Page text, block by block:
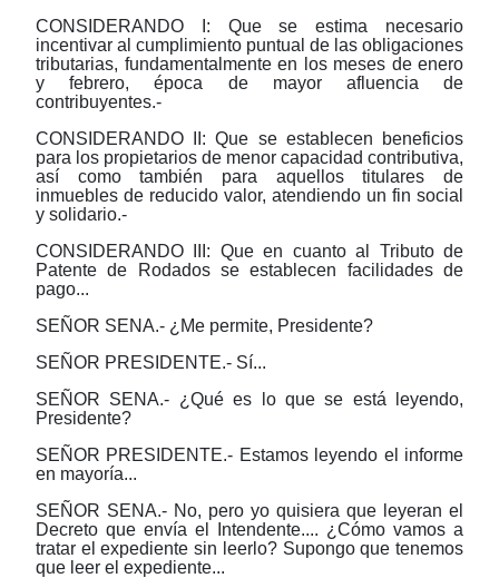
CONSIDERANDO I: Que se estima necesario
incentivar al cumplimiento puntual de las obligaciones
tributarias, fundamentalmente en los meses de enero
y febrero, época de mayor afluencia de
contribuyentes.-
CONSIDERANDO II: Que se establecen beneficios
para los propietarios de menor capacidad contributiva,
así como también para aquellos titulares de
inmuebles de reducido valor, atendiendo un fin social
y solidario.-
CONSIDERANDO III: Que en cuanto al Tributo de
Patente de Rodados se establecen facilidades de
pago...
SEÑOR SENA.- ¿Me permite, Presidente?
SEÑOR PRESIDENTE.- Sí...
SEÑOR SENA.- ¿Qué es lo que se está leyendo,
Presidente?
SEÑOR PRESIDENTE.- Estamos leyendo el informe
en mayoría...
SEÑOR SENA.- No, pero yo quisiera que leyeran el
Decreto que envía el Intendente.... ¿Cómo vamos a
tratar el expediente sin leerlo? Supongo que tenemos
que leer el expediente...